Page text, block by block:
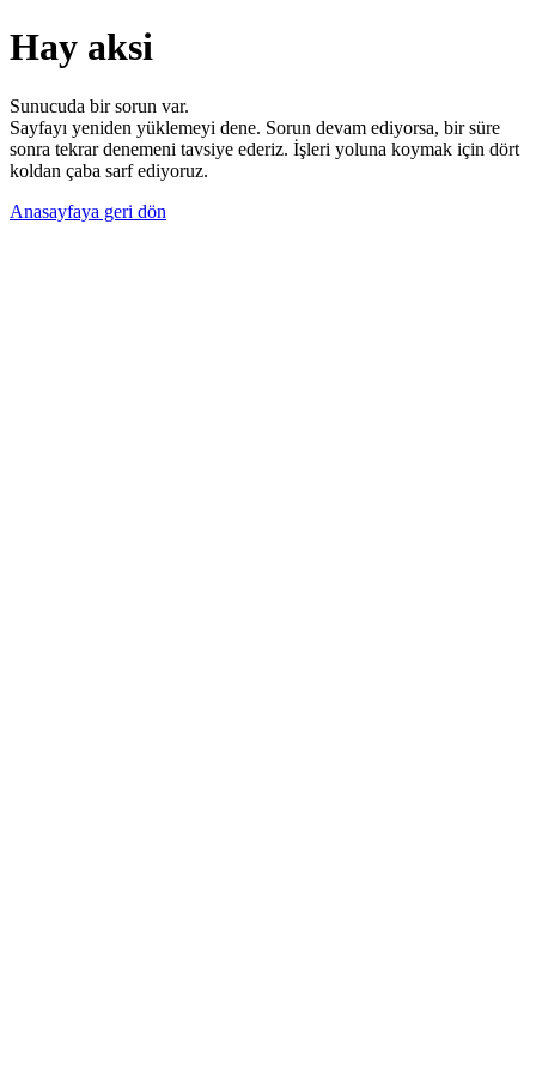
Hay aksi
Sunucuda bir sorun var.
Sayfayı yeniden yüklemeyi dene. Sorun devam ediyorsa, bir süre
sonra tekrar denemeni tavsiye ederiz. İşleri yoluna koymak için dört
koldan çaba sarf ediyoruz.
Anasayfaya geri dön